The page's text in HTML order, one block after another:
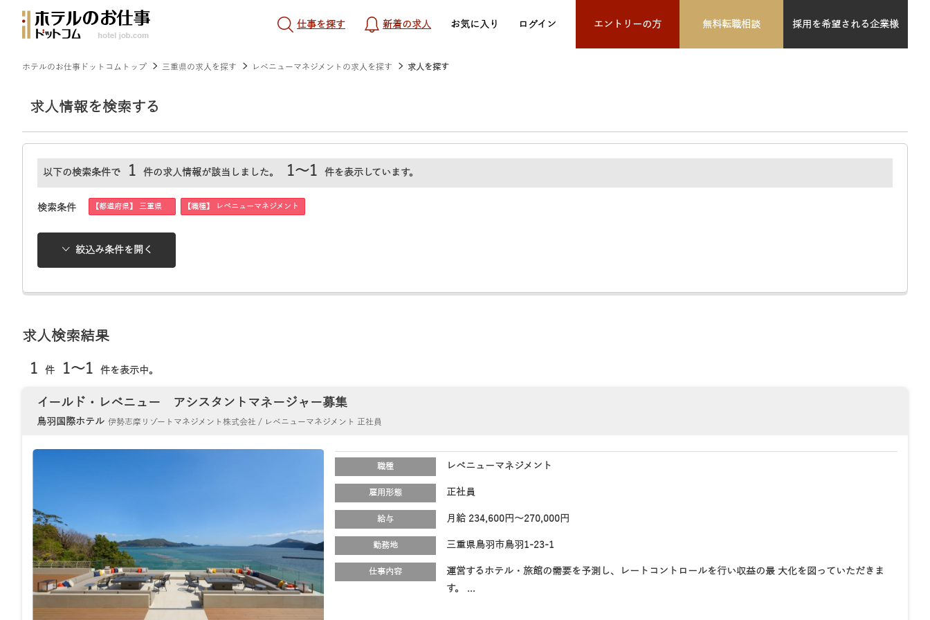
仕事を探す 新着の求人 お気に入り ログイン エントリーの方 無料転職相談 採用を希望される企業様
ホテルのお仕事ドットコムトップ 三重県の求人を探す レベニューマネジメントの求人を探す 求人を探す
求人情報を検索する
以下の検索条件で 1 件の求人情報が該当しました。 1～1 件を表示しています。
検索条件 【都道府県】 三重県 【職種】 レベニューマネジメント
絞込み条件を開く
求人検索結果
1 件 1～1 件を表示中。
イールド・レベニュー アシスタントマネージャー募集
鳥羽国際ホテル 伊勢志摩リゾートマネジメント株式会社 / レベニューマネジメント 正社員
職種 レベニューマネジメント
雇用形態 正社員
給与 月給 234,600円～270,000円
勤務地 三重県鳥羽市鳥羽1-23-1
仕事内容
運営するホテル・旅館の需要を予測し、レートコントロールを行い収益の最 大化を図っていただきま
す。 ...